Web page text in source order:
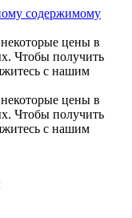
содержимому
цены в
Чтобы получить
с нашим
цены в
Чтобы получить
с нашим